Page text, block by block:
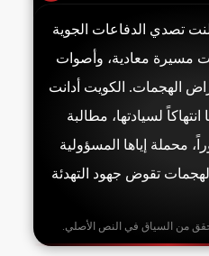
تصدي الدفاعات الجوية
مسيرة معادية، وأصوات
الهجمات. الكويت أدانت
انتهاكاً لسيادتها، مطالبة
محملة إياها المسؤولية
تقوض جهود التهدئة
من السياق في النص الأصلي.